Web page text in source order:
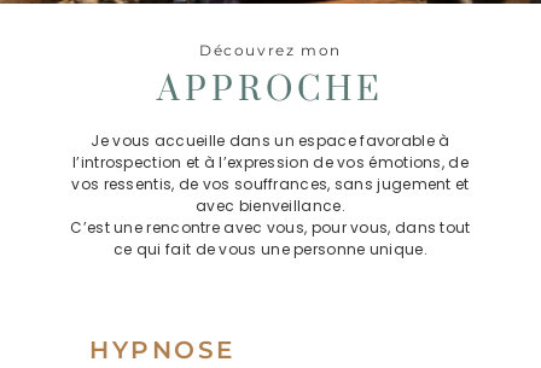
Découvrez mon
APPROCHE
Je vous accueille dans un espace favorable à
l’introspection et à l’expression de vos émotions, de
vos ressentis, de vos souffrances, sans jugement et
avec bienveillance.
C’est une rencontre avec vous, pour vous, dans tout
ce qui fait de vous une personne unique.
HYPNOSE